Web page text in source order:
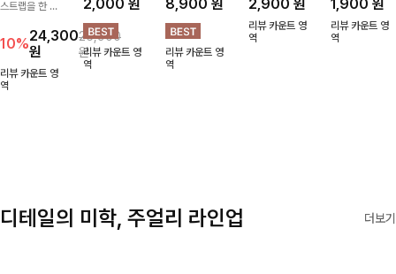
스트랩을 한 번
ITEM활용도 높
게 어디에든 다
양하게 즐겨주세
요 ;)
10%24,300
원
26,900
원
리뷰 카운트 영
역
음도 당당해지세
요:-)
2,000 원
리뷰 카운트 영
역
에 자연스럽게
어우러지는 볼
캡!베이직한 컬
러와 깔끔한 쉐
입으로 캐주얼부
8,900원
리뷰 카운트 영
역
트로 스타일에
센스를 더해주는
아이템, 탄탄한
2,900 원
리뷰 카운트 영
역
데일리로 신기
좋은 덧신이에요
^^
1,900원
리뷰 카운트 영
역
디테일의 미학, 주얼리 라인업 더보기